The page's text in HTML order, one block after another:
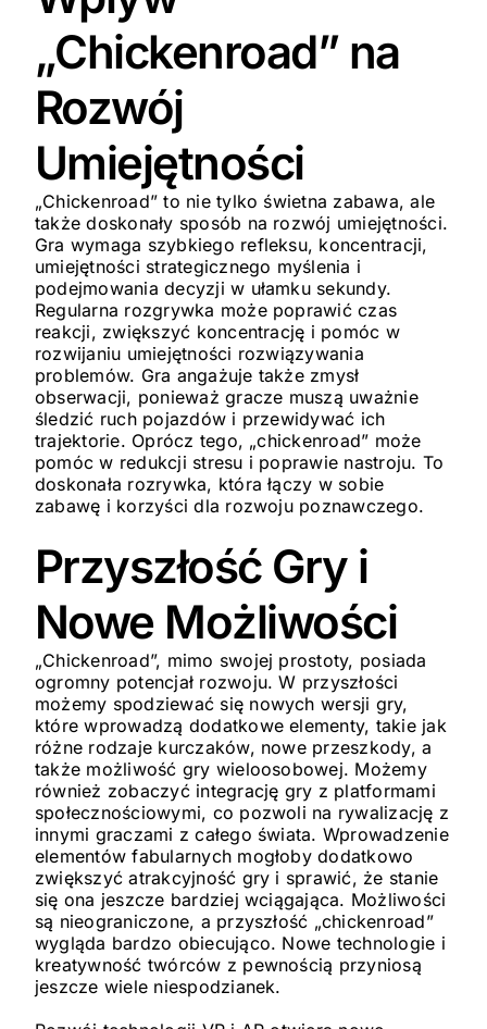
„Chickenroad” na
Rozwój
Umiejętności
„Chickenroad” to nie tylko świetna zabawa, ale
także doskonały sposób na rozwój umiejętności.
Gra wymaga szybkiego refleksu, koncentracji,
umiejętności strategicznego myślenia i
podejmowania decyzji w ułamku sekundy.
Regularna rozgrywka może poprawić czas
reakcji, zwiększyć koncentrację i pomóc w
rozwijaniu umiejętności rozwiązywania
problemów. Gra angażuje także zmysł
obserwacji, ponieważ gracze muszą uważnie
śledzić ruch pojazdów i przewidywać ich
trajektorie. Oprócz tego, „chickenroad” może
pomóc w redukcji stresu i poprawie nastroju. To
doskonała rozrywka, która łączy w sobie
zabawę i korzyści dla rozwoju poznawczego.
Przyszłość Gry i
Nowe Możliwości
„Chickenroad”, mimo swojej prostoty, posiada
ogromny potencjał rozwoju. W przyszłości
możemy spodziewać się nowych wersji gry,
które wprowadzą dodatkowe elementy, takie jak
różne rodzaje kurczaków, nowe przeszkody, a
także możliwość gry wieloosobowej. Możemy
również zobaczyć integrację gry z platformami
społecznościowymi, co pozwoli na rywalizację z
innymi graczami z całego świata. Wprowadzenie
elementów fabularnych mogłoby dodatkowo
zwiększyć atrakcyjność gry i sprawić, że stanie
się ona jeszcze bardziej wciągająca. Możliwości
są nieograniczone, a przyszłość „chickenroad”
wygląda bardzo obiecująco. Nowe technologie i
kreatywność twórców z pewnością przyniosą
jeszcze wiele niespodzianek.